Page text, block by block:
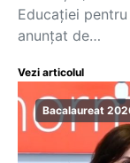
Educației
anunțat de…
Vezi articolul
Bacalaureat